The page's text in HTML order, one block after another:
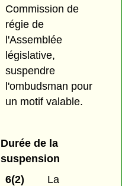
Commission de
régie de
l'Assemblée
législative,
suspendre
l'ombudsman pour
un motif valable.
Durée de la
suspension
6(2)
La